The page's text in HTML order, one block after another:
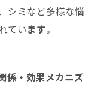
シミなど多様な悩
ています。
係・効果メカニズ